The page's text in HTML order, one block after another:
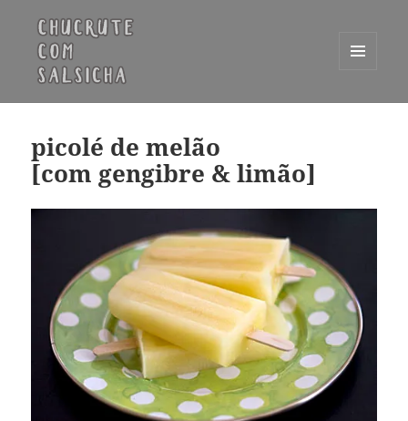
WIDGETS
picolé de melão
[com gengibre & limão]